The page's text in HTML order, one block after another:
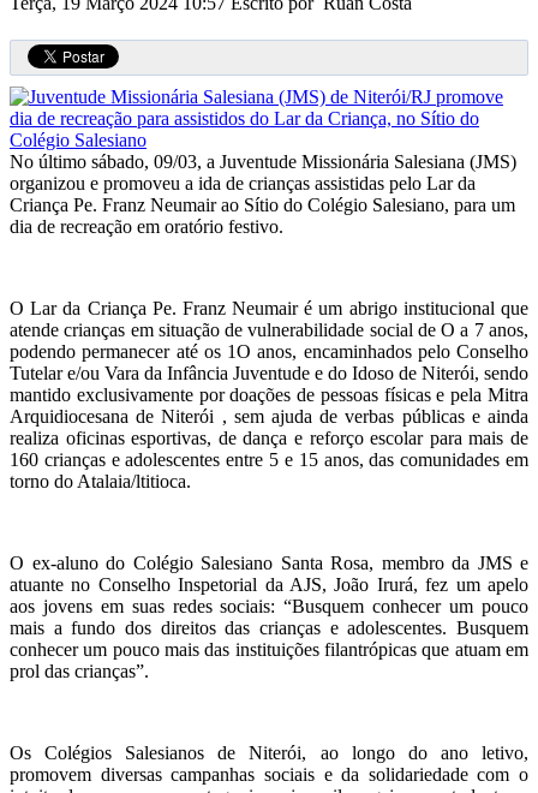
No último sábado, 09/03, a Juventude Missionária Salesiana (JMS)
organizou e promoveu a ida de crianças assistidas pelo Lar da
Criança Pe. Franz Neumair ao Sítio do Colégio Salesiano, para um
dia de recreação em oratório festivo. ‍
O Lar da Criança Pe. Franz Neumair é um abrigo institucional que
atende crianças em situação de vulnerabilidade social de O a 7 anos,
podendo permanecer até os 1O anos, encaminhados pelo Conselho
Tutelar e/ou Vara da Infância Juventude e do Idoso de Niterói, sendo
mantido exclusivamente por doações de pessoas físicas e pela Mitra
Arquidiocesana de Niterói , sem ajuda de verbas públicas e ainda
realiza oficinas esportivas, de dança e reforço escolar para mais de
160 crianças e adolescentes entre 5 e 15 anos, das comunidades em
torno do Atalaia/ltitioca.
‍O ex-aluno do Colégio Salesiano Santa Rosa, membro da JMS e
atuante no Conselho Inspetorial da AJS, João Irurá, fez um apelo
aos jovens em suas redes sociais: “Busquem conhecer um pouco
mais a fundo dos direitos das crianças e adolescentes. Busquem
conhecer um pouco mais das instituições filantrópicas que atuam em
prol das crianças”.
‍Os Colégios Salesianos de Niterói, ao longo do ano letivo,
promovem diversas campanhas sociais e da solidariedade com o